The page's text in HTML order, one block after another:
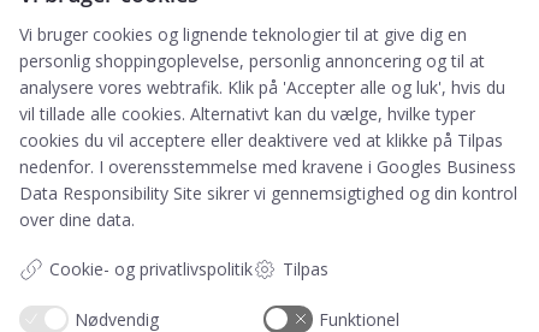
Har du et spørgsmål?
Du kan kontakte vores kundeservice på:
+45 60 15 72 04
Ved tilmelding accepterer du, at PRIK&STREG må
opbevare dine oplysninger i henhold til
PRIK&STREGS privatlivspolitik. Du accepterer
samtidig at modtage e-mails fra PRIK&STREG. Du
kan til enhver tid afmelde disse e-mails.
Vi bruger cookies og lignende teknologier til at give dig en
personlig shoppingoplevelse, personlig annoncering og til at
analysere vores webtrafik. Klik på 'Accepter alle og luk', hvis du
vil tillade alle cookies. Alternativt kan du vælge, hvilke typer
cookies du vil acceptere eller deaktivere ved at klikke på Tilpas
nedenfor. I overensstemmelse med kravene i Googles Business
Data Responsibility Site sikrer vi gennemsigtighed og din kontrol
over dine data.
Cookie- og privatlivspolitik Tilpas
Nødvendig
Funktionel